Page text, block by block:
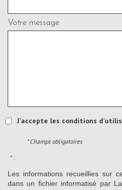
Votre message
J'accepte les conditions
* Champs obligatoires
* :
Les informations recueillies sur
dans un fichier informatisé par